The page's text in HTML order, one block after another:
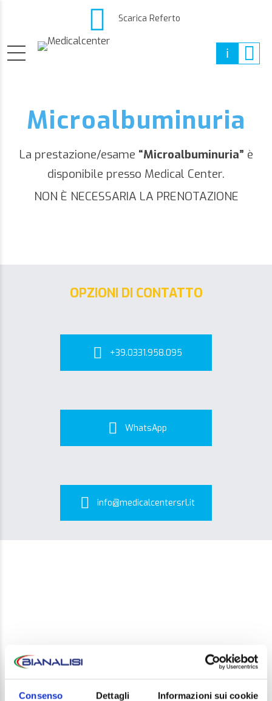
Consenso Dettagli Informazioni sui cookie
Scarica Referto
Microalbuminuria
La prestazione/esame “Microalbuminuria” è
disponibile presso Medical Center.
NON È NECESSARIA LA PRENOTAZIONE
OPZIONI DI CONTATTO
+39.0331.958.095
WhatsApp
info@medicalcentersrl.it
LEAVE A REPLY
Your email address will not be published. Required